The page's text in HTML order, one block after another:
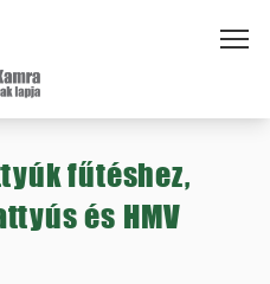
fűtéshez,
és HMV